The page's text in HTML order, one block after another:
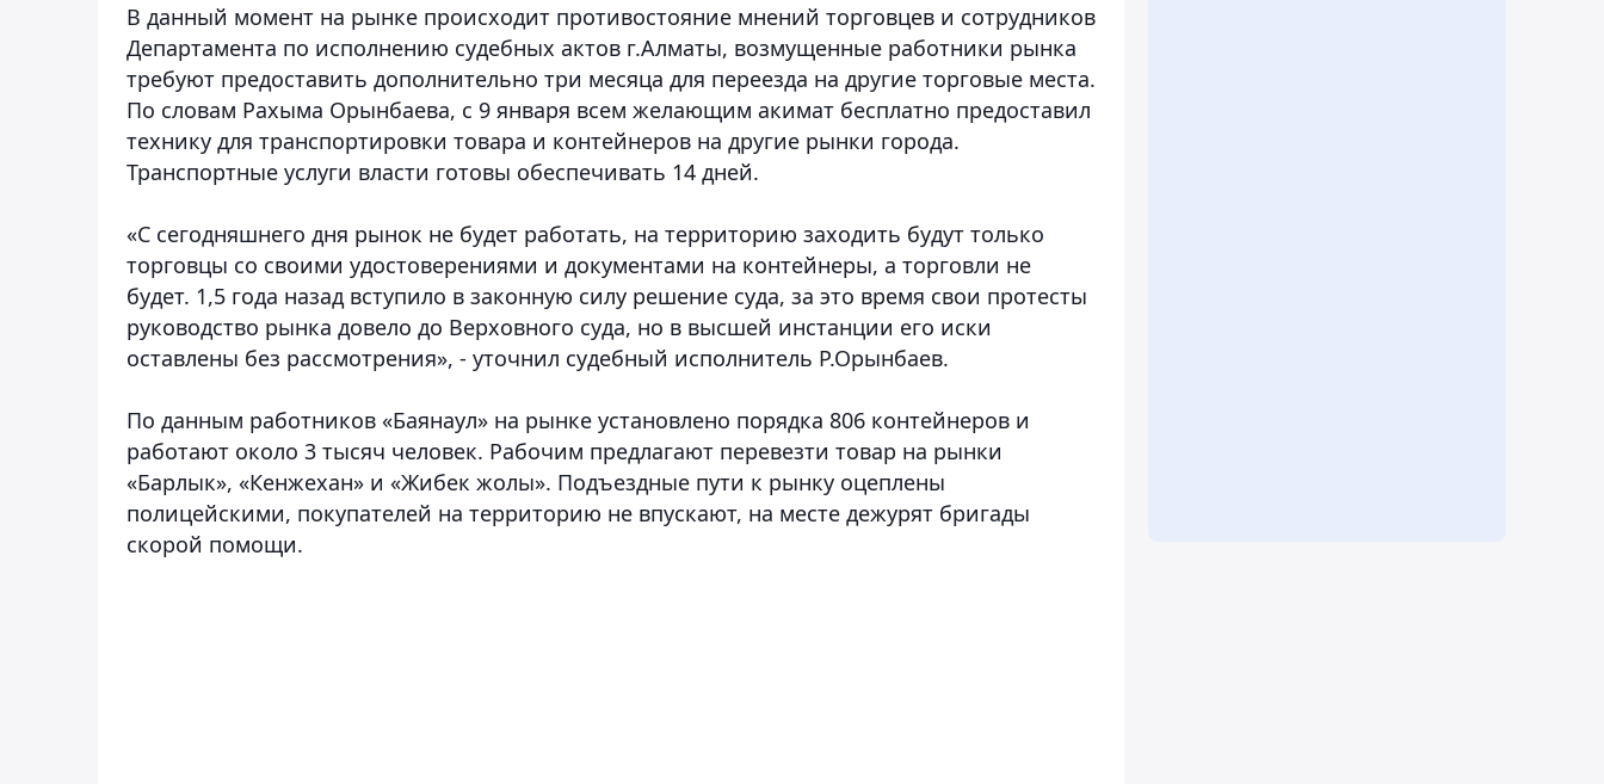
В данный момент на рынке происходит противостояние мнений торговцев и сотрудников
Департамента по исполнению судебных актов г.Алматы, возмущенные работники рынка
требуют предоставить дополнительно три месяца для переезда на другие торговые места.
По словам Рахыма Орынбаева, с 9 января всем желающим акимат бесплатно предоставил
технику для транспортировки товара и контейнеров на другие рынки города.
Транспортные услуги власти готовы обеспечивать 14 дней.
«С сегодняшнего дня рынок не будет работать, на территорию заходить будут только
торговцы со своими удостоверениями и документами на контейнеры, а торговли не
будет. 1,5 года назад вступило в законную силу решение суда, за это время свои протесты
руководство рынка довело до Верховного суда, но в высшей инстанции его иски
оставлены без рассмотрения», - уточнил судебный исполнитель Р.Орынбаев.
По данным работников «Баянаул» на рынке установлено порядка 806 контейнеров и
работают около 3 тысяч человек. Рабочим предлагают перевезти товар на рынки
«Барлык», «Кенжехан» и «Жибек жолы». Подъездные пути к рынку оцеплены
полицейскими, покупателей на территорию не впускают, на месте дежурят бригады
скорой помощи.